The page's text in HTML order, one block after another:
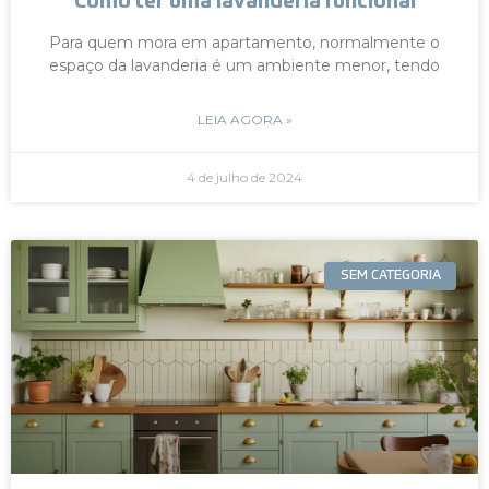
Para quem mora em apartamento, normalmente o
espaço da lavanderia é um ambiente menor, tendo
LEIA AGORA »
4 de julho de 2024
SEM CATEGORIA